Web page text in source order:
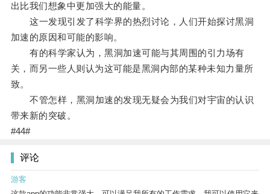
出比我们想象中更加强大的能量。
这一发现引发了科学界的热烈讨论，人们开始探讨黑洞
加速的原因和可能的影响。
有的科学家认为，黑洞加速可能与其周围的引力场有
关，而另一些人则认为这可能是黑洞内部的某种未知力量所
致。
不管怎样，黑洞加速的发现无疑会为我们对宇宙的认识
带来新的突破。
#44#
评论
游客